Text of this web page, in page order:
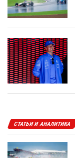
СТАТЬИ И АНАЛИТИКА